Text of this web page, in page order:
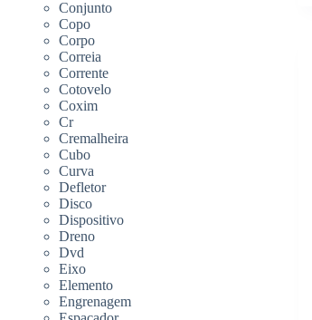
Conjunto
Copo
Corpo
Correia
Corrente
Cotovelo
Coxim
Cr
Cremalheira
Cubo
Curva
Defletor
Disco
Dispositivo
Dreno
Dvd
Eixo
Elemento
Engrenagem